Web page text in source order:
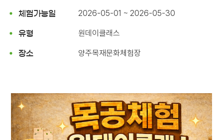
체험가능일 2026-05-01 ~ 2026-05-30
유형 원데이클래스
장소 양주목재문화체험장